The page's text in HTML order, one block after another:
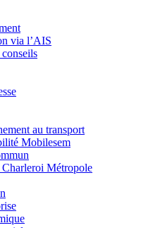
via l’AIS
au transport
Mobilesem
Métropole